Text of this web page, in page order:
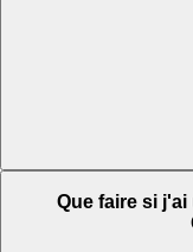
Que faire si